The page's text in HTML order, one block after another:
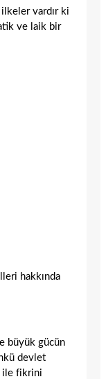
ilkeler vardır ki
ve laik bir
hakkında
büyük gücün
devlet
ile fikrini